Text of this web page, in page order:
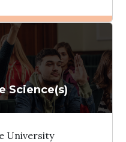
Ghi danh
Tham vấn Interlink
Science(s)
University